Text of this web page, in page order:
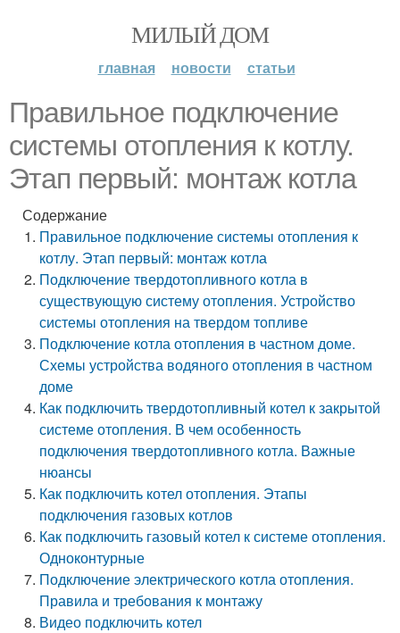
МИЛЫЙ ДОМ
главная новости статьи
Правильное подключение
системы отопления к котлу.
Этап первый: монтаж котла
Содержание
Правильное подключение системы отопления к
котлу. Этап первый: монтаж котла
Подключение твердотопливного котла в
существующую систему отопления. Устройство
системы отопления на твердом топливе
Подключение котла отопления в частном доме.
Схемы устройства водяного отопления в частном
доме
Как подключить твердотопливный котел к закрытой
системе отопления. В чем особенность
подключения твердотопливного котла. Важные
нюансы
Как подключить котел отопления. Этапы
подключения газовых котлов
Как подключить газовый котел к системе отопления.
Одноконтурные
Подключение электрического котла отопления.
Правила и требования к монтажу
Видео подключить котел